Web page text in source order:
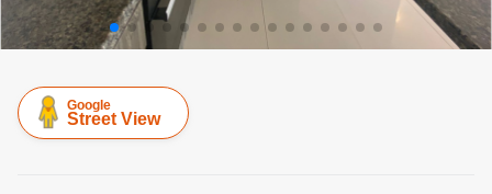
Google
Street View